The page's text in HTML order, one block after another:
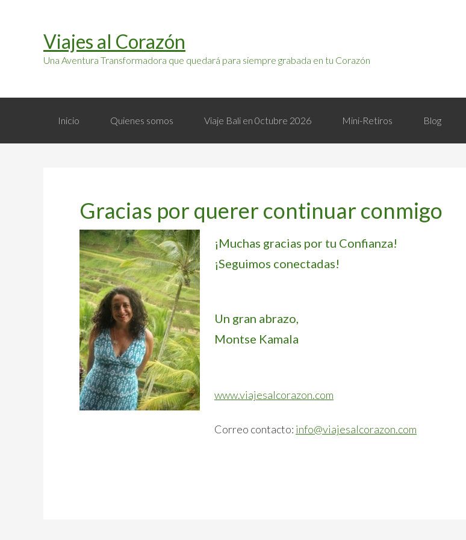
navegación
contenidoViajes al Corazón
Una Aventura Transformadora que quedará para siempre grabada en tu Corazón
Inicio Quienes somos Viaje Bali en 0ctubre 2026 Mini-Retiros Blog
Gracias por querer continuar conmigo
¡Muchas gracias por tu Confianza!
¡Seguimos conectadas!
Un gran abrazo,
Montse Kamala
www.viajesalcorazon.com
Correo contacto: info@viajesalcorazon.com